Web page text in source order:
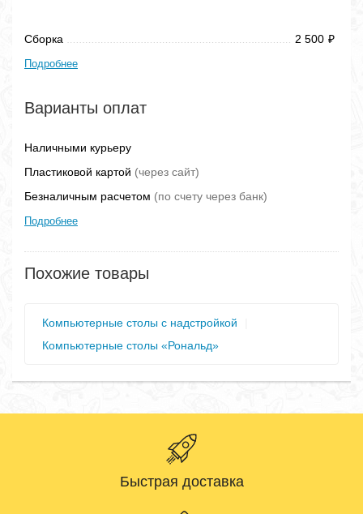
Сборка 2 500 ₽
Подробнее
Варианты оплат
Наличными курьеру
Пластиковой картой (через сайт)
Безналичным расчетом (по счету через банк)
Подробнее
Похожие товары
Компьютерные столы с надстройкой
Компьютерные столы «Рональд»
Быстрая доставка